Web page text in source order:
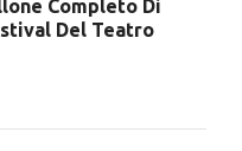
Completo Di
Del Teatro